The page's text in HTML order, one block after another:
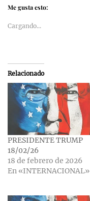
Me gusta esto:
Cargando...
Relacionado
PRESIDENTE TRUMP
18/02/26
18 de febrero de 2026
En «INTERNACIONAL»